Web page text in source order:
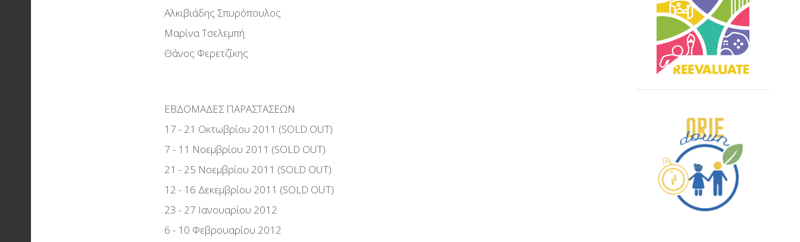
Αλκιβιάδης Σπυρόπουλος
Μαρίνα Τσελεμπή
Θάνος Φερετζίκης
ΕΒΔΟΜΑΔΕΣ ΠΑΡΑΣΤΑΣΕΩΝ
17 - 21 Οκτωβρίου 2011 (SOLD OUT)
7 - 11 Νοεμβρίου 2011 (SOLD OUT)
21 - 25 Νοεμβρίου 2011 (SOLD OUT)
12 - 16 Δεκεμβρίου 2011 (SOLD OUT)
23 - 27 Ιανουαρίου 2012
6 - 10 Φεβρουαρίου 2012